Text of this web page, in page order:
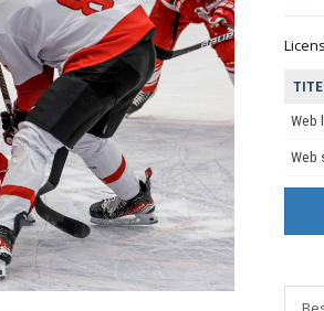
Web
Web